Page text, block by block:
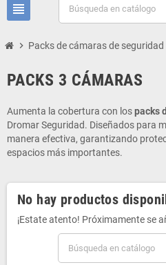
view_headline
chevron_right Packs de cámaras de seguridad
PACKS 3 CÁMARAS
Aumenta la cobertura con lospacks
Dromar Seguridad. Diseñados para
manera efectiva, garantizando
espacios más importantes.
No hay productos
¡Estate atento! Próximamente se